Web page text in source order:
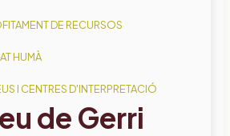
DE RECURSOS
HUMÀ
I CENTRES D'INTERPRETACIÓ
de Gerri